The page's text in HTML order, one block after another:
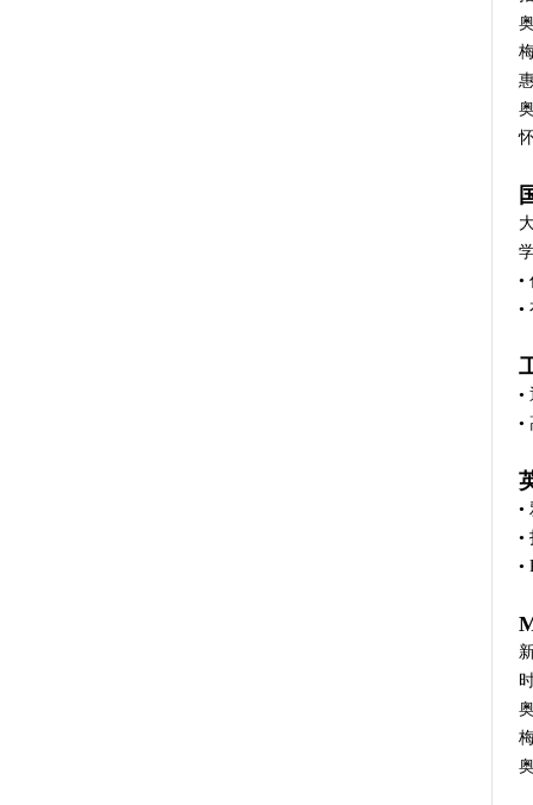
•
•
•
•
•
•
•